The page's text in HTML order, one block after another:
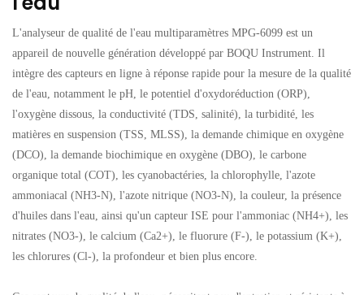
L'analyseur de qualité de l'eau multiparamètres MPG-6099 est un
appareil de nouvelle génération développé par BOQU Instrument. Il
intègre des capteurs en ligne à réponse rapide pour la mesure de la qualité
de l'eau, notamment le pH, le potentiel d'oxydoréduction (ORP),
l'oxygène dissous, la conductivité (TDS, salinité), la turbidité, les
matières en suspension (TSS, MLSS), la demande chimique en oxygène
(DCO), la demande biochimique en oxygène (DBO), le carbone
organique total (COT), les cyanobactéries, la chlorophylle, l'azote
ammoniacal (NH3-N), l'azote nitrique (NO3-N), la couleur, la présence
d'huiles dans l'eau, ainsi qu'un capteur ISE pour l'ammoniac (NH4+), les
nitrates (NO3-), le calcium (Ca2+), le fluorure (F-), le potassium (K+),
les chlorures (Cl-), la profondeur et bien plus encore.